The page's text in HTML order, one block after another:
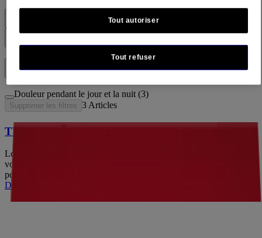
Catégorie
Douleur pendant le jour et la nuit (3)
Supprimer les filtres 3 Articles
TYLENOL ®
Lorsque douleurs et courbatures vous tiennent éveillé durant la nuit,
vous cherchez à soulager la douleur associée à la tension musculaire
pour pouvoi...
DÉTAILS SUR LE PRODUIT
Tout refuser
Tout autoriser